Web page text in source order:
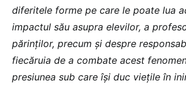
diferitele forme pe care le poate lua
impactul său asupra elevilor, a
părinților, precum și despre
fiecăruia de a combate acest
presiunea sub care își duc viețile în